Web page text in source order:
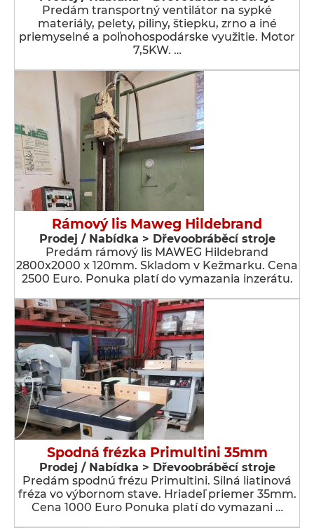
Predám transportný ventilátor na sypké
materiály, pelety, piliny, štiepku, zrno a iné
priemyselné a poľnohospodárske využitie. Motor
7,5KW. …
Rámový lis Maweg Hildebrand
Prodej / Nabídka > Dřevoobráběcí stroje
Predám rámový lis MAWEG Hildebrand
2800x2000 x 120mm. Skladom v Kežmarku. Cena
2500 Euro. Ponuka platí do vymazania inzerátu.
Spodná frézka Primultini 35mm
Prodej / Nabídka > Dřevoobráběcí stroje
Predám spodnú frézu Primultini. Silná liatinová
fréza vo výbornom stave. Hriadeľ priemer 35mm.
Cena 1000 Euro Ponuka platí do vymazani …